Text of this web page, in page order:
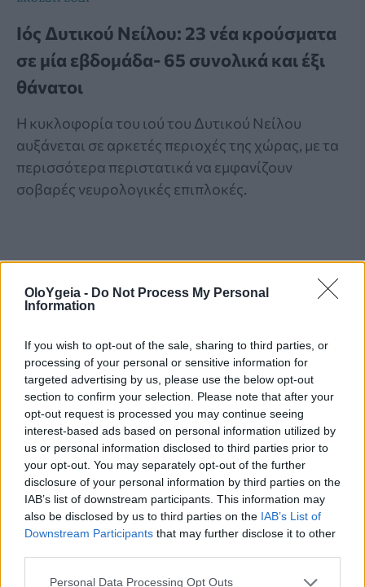
OloYgeia - Do Not Process My Personal
Information
If you wish to opt-out of the sale, sharing to third parties, or
processing of your personal or sensitive information for
targeted advertising by us, please use the below opt-out
section to confirm your selection. Please note that after your
opt-out request is processed you may continue seeing
interest-based ads based on personal information utilized by
us or personal information disclosed to third parties prior to
your opt-out. You may separately opt-out of the further
disclosure of your personal information by third parties on the
IAB’s list of downstream participants. This information may
also be disclosed by us to third parties on the IAB’s List of
Downstream Participants that may further disclose it to other
Personal Data Processing Opt Outs
Ιός Δυτικού Νείλου: 23 νέα κρούσματα
σε μία εβδομάδα- 65 συνολικά και έξι
θάνατοι
Η κυκλοφορία του ιού του Δυτικού Νείλου
αυξάνεται σε αρκετές περιοχές της χώρας, με τα
περισσότερα περιστατικά να εμφανίζουν
σοβαρές νευρολογικές επιπλοκές.